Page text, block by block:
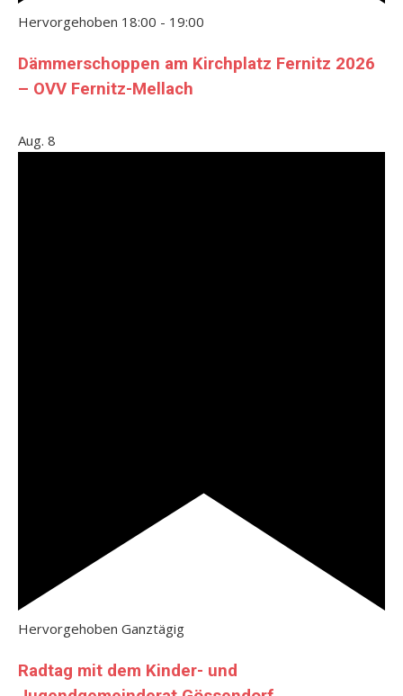
Hervorgehoben 18:00 - 19:00
Dämmerschoppen am Kirchplatz Fernitz 2026
– OVV Fernitz-Mellach
Aug. 8
Hervorgehoben Ganztägig
Radtag mit dem Kinder- und